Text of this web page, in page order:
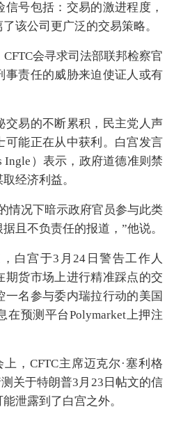
号包括：交易的激进程度，
该公司更广泛的交易策略。
会寻求司法部联邦检察官
事责任的威胁来迫使证人或有
交易的不断累积，民主党人声
可能正在从中获利。白宫发言
Ingle）表示，政府道德准则禁
经济利益。
情况下暗示政府官员参与此类
且不负责任的报道，”他说。
白宫于3月24日警告工作人
期货市场上进行精准踩点的交
名参与委内瑞拉行动的美国
在预测平台Polymarket上押注
，CFTC主席迈克尔·塞利格
测关于特朗普3月23日帖文的信
泄露到了白宫之外。